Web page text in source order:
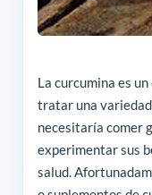
La curcumina es
tratar una variedad
necesitaría comer
experimentar sus
salud.